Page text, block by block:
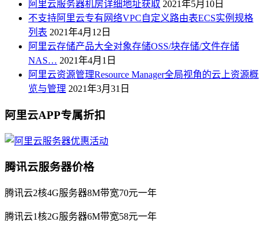
阿里云服务器机房详细地址获取 2021年5月10日
不支持阿里云专有网络VPC自定义路由表ECS实例规格
列表 2021年4月12日
阿里云存储产品大全对象存储OSS/块存储/文件存储
NAS… 2021年4月1日
阿里云资源管理Resource Manager全局视角的云上资源概
览与管理 2021年3月31日
阿里云APP专属折扣
腾讯云服务器价格
腾讯云2核4G服务器8M带宽70元一年
腾讯云1核2G服务器6M带宽58元一年